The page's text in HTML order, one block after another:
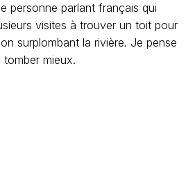
personne parlant français qui
visites à trouver un toit pour
surplombant la rivière. Je pense
tomber mieux.